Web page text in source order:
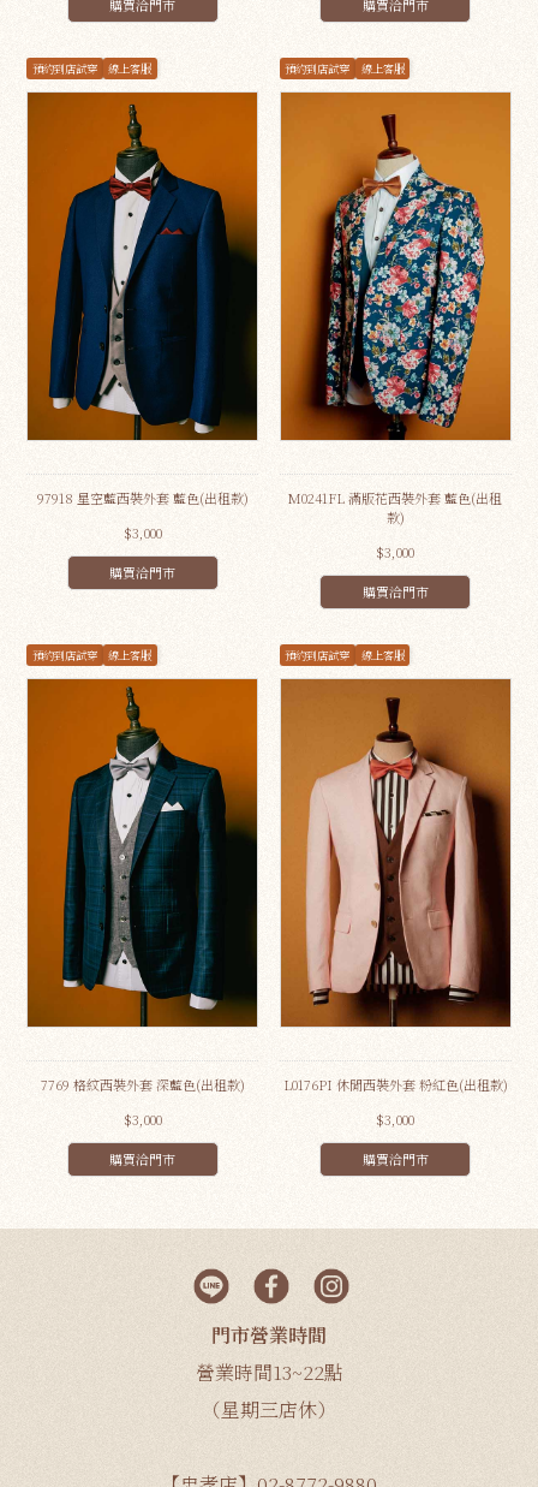
購買洽門市 購買洽門市
預約到店試穿 線上客服
97918 星空藍西裝外套 藍色(出租款)
$3,000
購買洽門市
預約到店試穿 線上客服
M0241FL 滿版花西裝外套 藍色(出租
款)
$3,000
購買洽門市
預約到店試穿 線上客服
7769 格紋西裝外套 深藍色(出租款)
$3,000
購買洽門市
預約到店試穿 線上客服
L0176PI 休閒西裝外套 粉紅色(出租款)
$3,000
購買洽門市
門市營業時間
營業時間13~22點
（星期三店休）